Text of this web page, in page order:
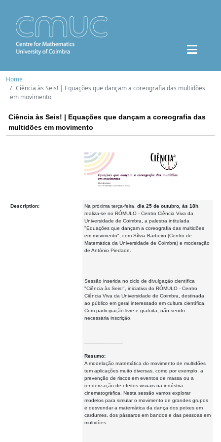
Home
Ciência às Seis! | Equações que dançam a coreografia das multidões
em movimento
Ciência às Seis! | Equações que dançam a coreografia das
multidões em movimento
Description: Na próxima terça-feira, dia 25 de outubro, às 18h
realiza-se no RÓMULO - Centro Ciência Viva da
Universidade de Coimbra, a palestra intitulada
"Equações que dançam a coreografia das multidões
em movimento", com Sílvia Barbeiro (Centro de
Matemática da Universidade de Coimbra) e moderação
de António Piedade.
Sessão inserida no ciclo de divulgação científica
"Ciência às Seis!", iniciativa do RÓMULO - Centro
Ciência Viva da Universidade de Coimbra, destinada
ao público em geral interessado em cultura científica.
Com participação livre e gratuita, não sendo
necessária inscrição.
Resumo:
A modelação matemática do movimento de multidões
tem aplicações muito diversas, como por exemplo, a
prevenção de riscos em eventos de massa ou a
renderização de efeitos visuais na indústria
cinematográfica. Nesta sessão vamos explorar
modelos para simular o movimento de grandes grupos
e desvendar a matemática da dança dos peixes em
cardumes, dos pássaros em bandos e das pessoas em
multidões.